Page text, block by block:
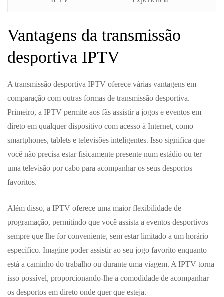
Vantagens da transmissão
desportiva IPTV
A transmissão desportiva IPTV oferece várias vantagens em
comparação com outras formas de transmissão desportiva.
Primeiro, a IPTV permite aos fãs assistir a jogos e eventos em
direto em qualquer dispositivo com acesso à Internet, como
smartphones, tablets e televisões inteligentes. Isso significa que
você não precisa estar fisicamente presente num estádio ou ter
uma televisão por cabo para acompanhar os seus desportos
favoritos.
Além disso, a IPTV oferece uma maior flexibilidade de
programação, permitindo que você assista a eventos desportivos
sempre que lhe for conveniente, sem estar limitado a um horário
específico. Imagine poder assistir ao seu jogo favorito enquanto
está a caminho do trabalho ou durante uma viagem. A IPTV torna
isso possível, proporcionando-lhe a comodidade de acompanhar
os desportos em direto onde quer que esteja.